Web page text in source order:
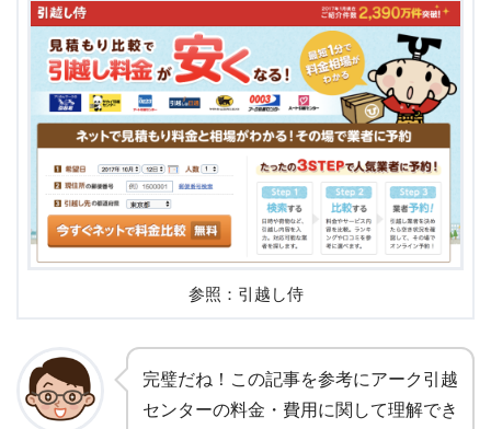
参照：引越し侍
完璧だね！この記事を参考にアーク引越
センターの料金・費用に関して理解でき